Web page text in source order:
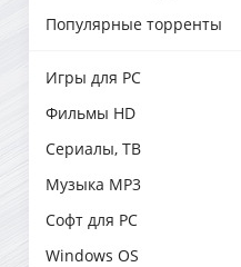
Популярные торренты
Игры для PC
Фильмы HD
Сериалы, ТВ
Музыка MP3
Софт для PC
Windows OS